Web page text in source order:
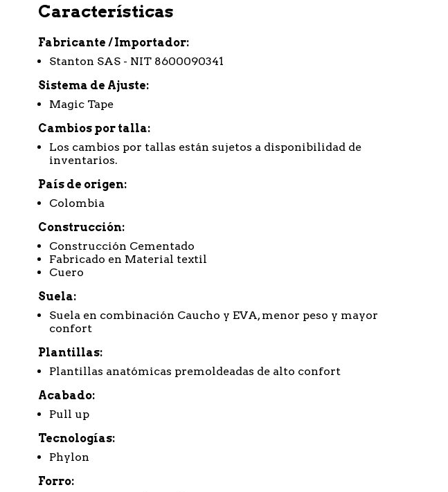
Características
Fabricante / Importador
Stanton SAS - NIT 8600090341
Sistema de Ajuste
Magic Tape
Cambios por talla
Los cambios por tallas están sujetos a disponibilidad de
inventarios.
País de origen
Colombia
Construcción
Construcción Cementado
Fabricado en Material textil
Cuero
Suela
Suela en combinación Caucho y EVA, menor peso y mayor
confort
Plantillas
Plantillas anatómicas premoldeadas de alto confort
Acabado
Pull up
Tecnologías
Phylon
Forro